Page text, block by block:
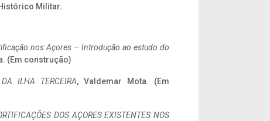
Militar.
nos Açores – Introdução ao estudo do
(Em construção)
DA ILHA TERCEIRA, Valdemar Mota. (Em
DOS AÇORES EXISTENTES NOS